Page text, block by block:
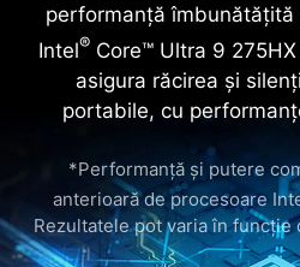
performanță
Intel® Core™ Ultra 9
asigura răcirea și
portabile, cu
*Performanță și putere
anterioară de procesoare
Rezultatele pot varia în